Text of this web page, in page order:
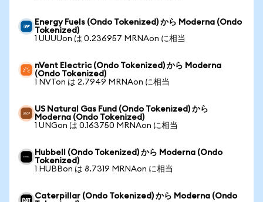
Energy Fuels (Ondo Tokenized) から Moderna (Ondo
Tokenized)
1 UUUUon は 0.236957 MRNAon に相当
nVent Electric (Ondo Tokenized) から Moderna
(Ondo Tokenized)
1 NVTon は 2.7949 MRNAon に相当
US Natural Gas Fund (Ondo Tokenized) から
Moderna (Ondo Tokenized)
1 UNGon は 0.163750 MRNAon に相当
Hubbell (Ondo Tokenized) から Moderna (Ondo
Tokenized)
1 HUBBon は 8.7319 MRNAon に相当
Caterpillar (Ondo Tokenized) から Moderna (Ondo